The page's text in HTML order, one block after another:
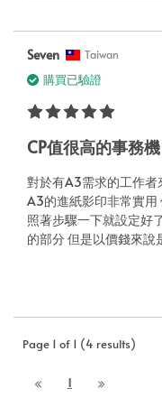
Seven Taiwan
購買已驗證
CP值很高的事務機
對於有A3需求的工作
A3的進紙影印非常實用
照著步驟一下就設定好
的部分 但是以價錢來說
Page 1 of 1 (4 results)
1